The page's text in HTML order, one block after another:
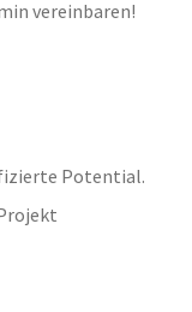
vereinbaren!
Potential.